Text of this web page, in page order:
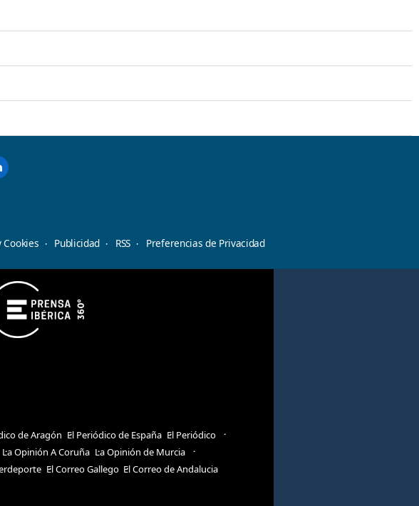
Cookies Publicidad RSS Preferencias de Privacidad
de Aragón El Periódico de España El Periódico
La Opinión A Coruña La Opinión de Murcia
El Correo Gallego El Correo de Andalucia